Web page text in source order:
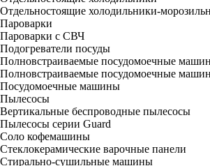
Отдельностоящие холодильники-
Пароварки
Пароварки с СВЧ
Подогреватели посуды
Полновстраиваемые посудомоечные
Полновстраиваемые посудомоечные
Посудомоечные машины
Пылесосы
Вертикальные беспроводные пылесосы
Пылесосы серии Guard
Соло кофемашины
Стеклокерамические варочные панели
Стирально-сушильные машины